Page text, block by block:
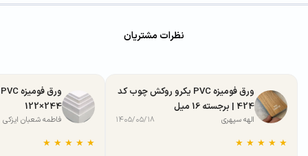
نظرات مشتریان
ورق فومیزه PVC یکرو روکش چوب کد
424 | برجسته 16 میل
الهه سپهری ۱۴۰۵/۰۵/۱۸
★
★
★
★
★
244×122
فاطمه شعبان ایزکی
★
★
★
★
★